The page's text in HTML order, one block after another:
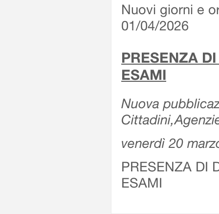
Nuovi giorni e
01/04/2026
PRESENZA
ESAMI
Nuova
venerdì 20
PRESENZA DI
ESAMI